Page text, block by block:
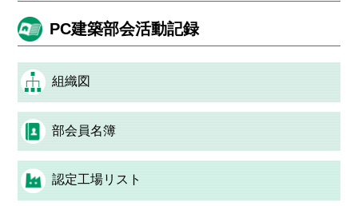
PC建築部会活動記録
組織図
部会員名簿
認定工場リスト